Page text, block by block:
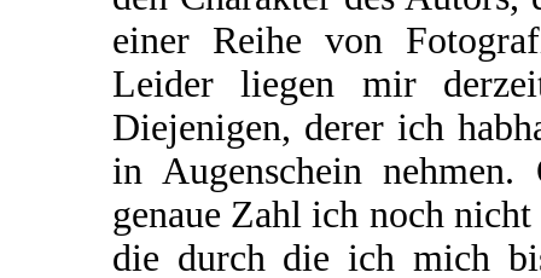
einer Reihe von
Leider liegen mir
Diejenigen, derer ich
in Augenschein
genaue Zahl ich noch
die durch die ich mich